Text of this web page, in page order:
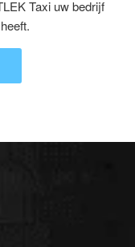
Taxi uw bedrijf